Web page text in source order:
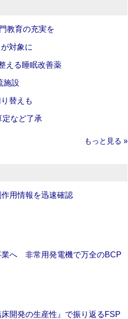
教育の充実を
対象に
える睡眠改善薬
施設
替えも
定など了承
もっと見る »
用情報を迅速確認
業へ 非常用発電機で万全のBCP
開発の生産性』で振り返るFSP